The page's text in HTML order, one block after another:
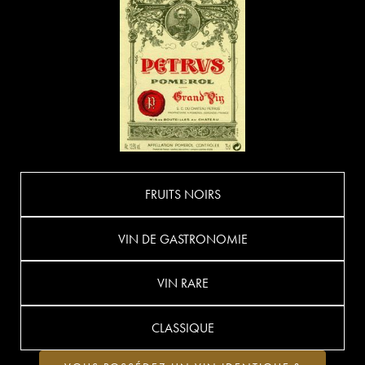
FRUITS NOIRS
VIN DE GASTRONOMIE
VIN RARE
CLASSIQUE